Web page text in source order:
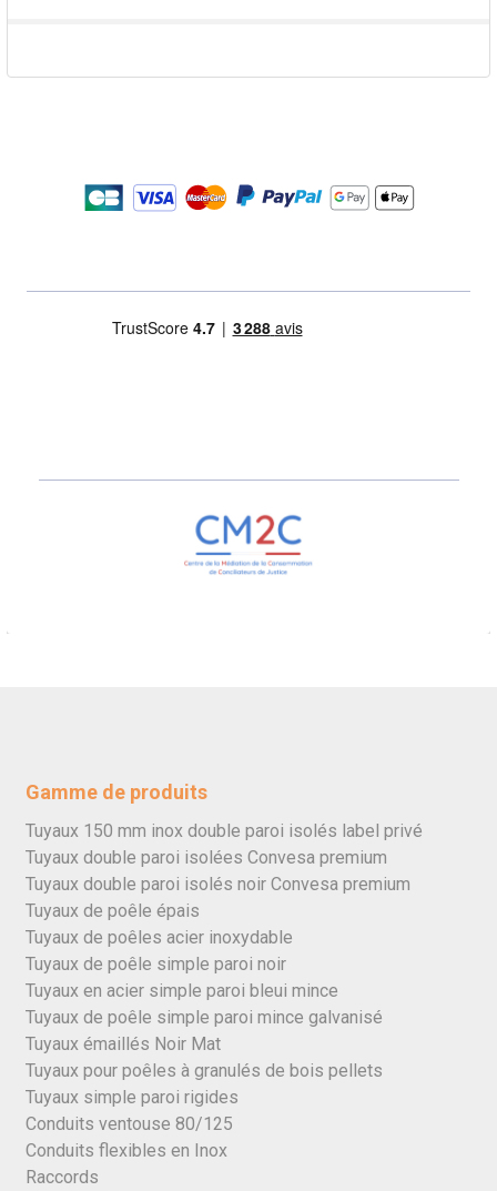
Gamme de produits
Tuyaux 150 mm inox double paroi isolés label privé
Tuyaux double paroi isolées Convesa premium
Tuyaux double paroi isolés noir Convesa premium
Tuyaux de poêle épais
Tuyaux de poêles acier inoxydable
Tuyaux de poêle simple paroi noir
Tuyaux en acier simple paroi bleui mince
Tuyaux de poêle simple paroi mince galvanisé
Tuyaux émaillés Noir Mat
Tuyaux pour poêles à granulés de bois pellets
Tuyaux simple paroi rigides
Conduits ventouse 80/125
Conduits flexibles en Inox
Raccords